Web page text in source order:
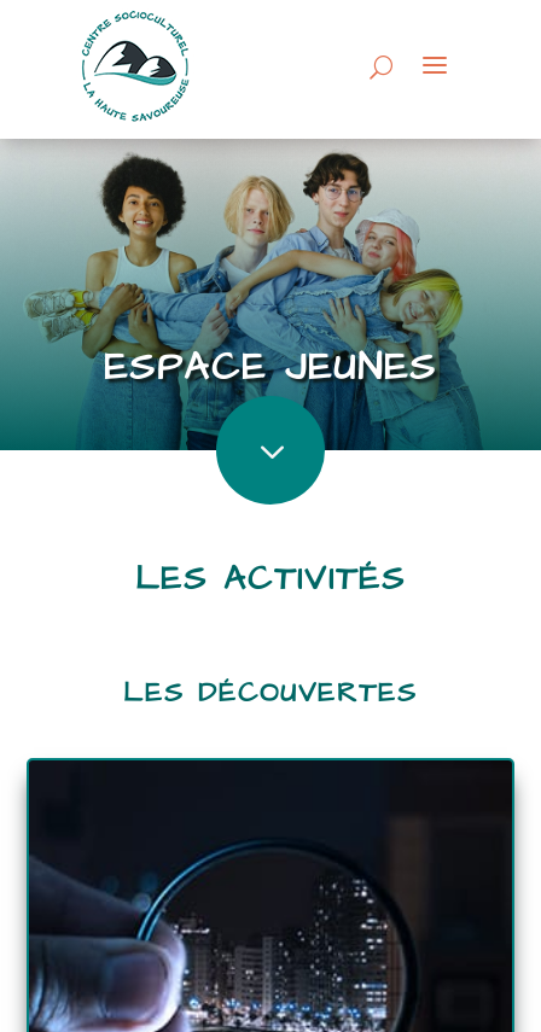
ESPACE JEUNES
3
3
LES ACTIVITÉS
LES DÉCOUVERTES
Dimitri Moussaoui
DÉTAILS